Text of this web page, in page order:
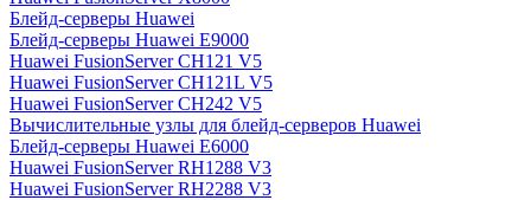
Блейд-серверы Huawei
Блейд-серверы Huawei E9000
Huawei FusionServer CH121 V5
Huawei FusionServer CH121L V5
Huawei FusionServer CH242 V5
Вычислительные узлы для блейд-серверов Huawei
Блейд-серверы Huawei E6000
Huawei FusionServer RH1288 V3
Huawei FusionServer RH2288 V3